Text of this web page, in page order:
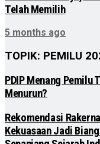
Telah Memilih
5 months ago
TOPIK: PEMILU
PDIP Menang Pemilu
Menurun?
Rekomendasi
Kekuasaan Jadi